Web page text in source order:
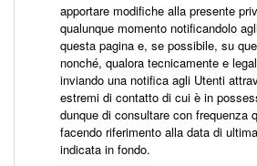
apportare modifiche alla presente
qualunque momento notificandolo
questa pagina e, se possibile, su
nonché, qualora tecnicamente e
inviando una notifica agli Utenti
estremi di contatto di cui è in
dunque di consultare con frequenza
facendo riferimento alla data di
indicata in fondo.